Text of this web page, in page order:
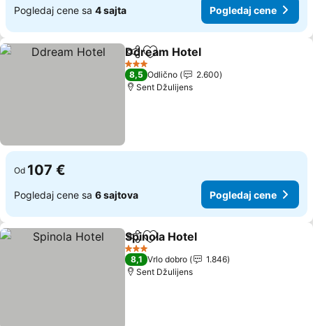
Pogledaj cene sa 4 sajta Pogledaj cene
Deli Dodati u favorite
Ddream Hotel
3 Zvezdice
8,5 Odlično
2.600
Sent Džulijens
Od 107 €
Pogledaj cene sa 6 sajtova Pogledaj cene
Deli Dodati u favorite
Spinola Hotel
3 Zvezdice
8,1 Vrlo dobro
1.846
Sent Džulijens